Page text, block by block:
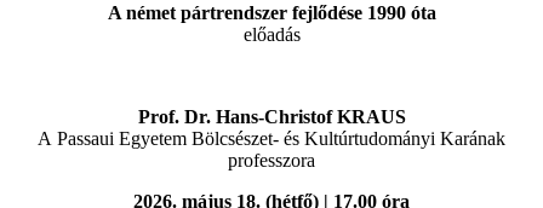
A német pártrendszer fejlődése 1990 óta
előadás
Prof. Dr. Hans-Christof KRAUS
A Passaui Egyetem Bölcsészet- és Kultúrtudományi Karának
professzora
2026. május 18. (hétfő) | 17.00 óra